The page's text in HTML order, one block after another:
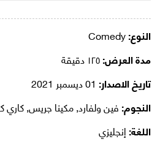
النوع:
مدة العرض:
تاريخ الاصدار:
النجوم:فين ولفارد, مكينا جريس, كاري
اللغة:إنجليزي